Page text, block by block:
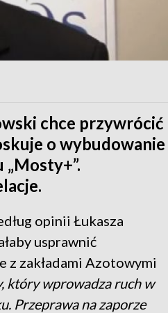
chce przywrócić
o wybudowanie
opinii Łukasza
usprawnić
z zakładami Azotowymi
który wprowadza ruch w
Przeprawa na zaporze